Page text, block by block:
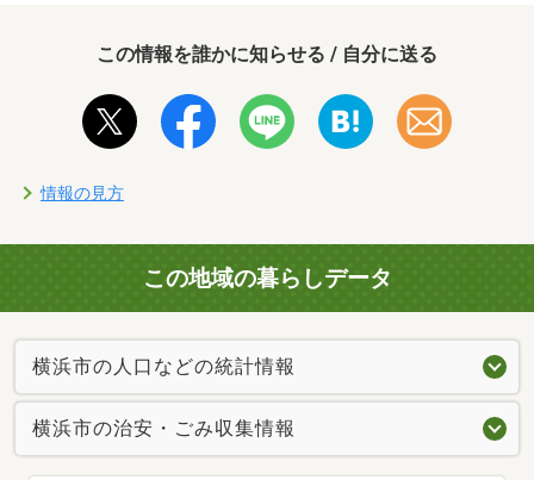
この情報を誰かに知らせる / 自分に送る
情報の見方
この地域の暮らしデータ
横浜市の人口などの統計情報
横浜市の治安・ごみ収集情報